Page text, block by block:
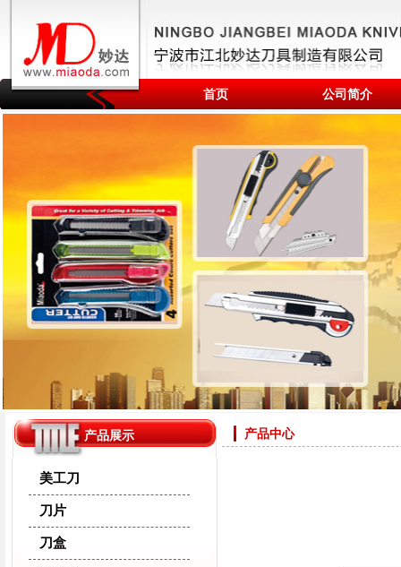
首页 公司简介
美工刀
刀片
刀盒
产品中心
产品展示